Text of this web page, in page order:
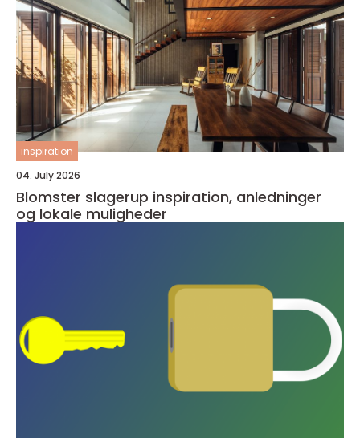
inspiration
04. July 2026
Blomster slagerup inspiration, anledninger
og lokale muligheder